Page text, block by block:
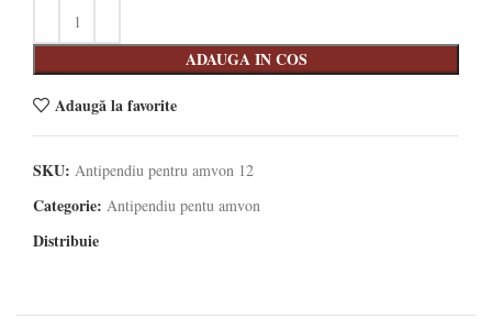
ADAUGA IN COS
Adaugă la favorite
SKU: Antipendiu pentru amvon 12
Categorie: Antipendiu pentu amvon
Distribuie